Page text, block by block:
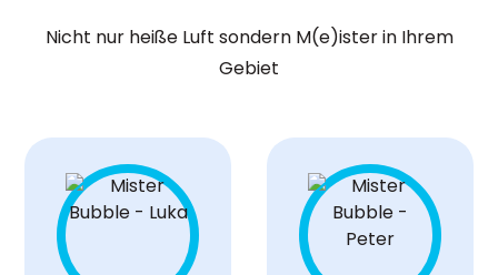
Nicht nur heiße Luft sondern M(e)ister in Ihrem
Gebiet